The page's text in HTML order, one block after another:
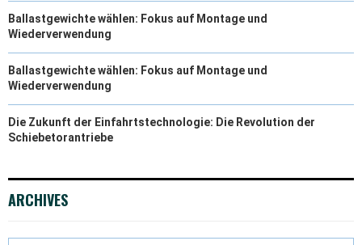
Ballastgewichte wählen: Fokus auf Montage und
Wiederverwendung
Ballastgewichte wählen: Fokus auf Montage und
Wiederverwendung
Die Zukunft der Einfahrtstechnologie: Die Revolution der
Schiebetorantriebe
ARCHIVES